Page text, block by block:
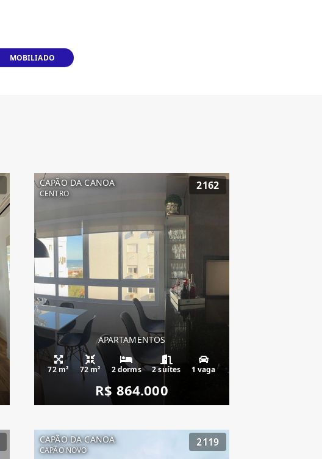
MOBILIADO
CAPÃO DA CANOA
CENTRO
2162
APARTAMENTOS
72 m² 72 m² 2 dorms 2 suítes 1 vaga
R$ 864.000
CAPÃO DA CANOA
CAPÃO NOVO
2119